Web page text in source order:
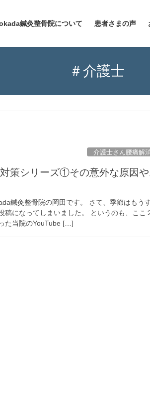
鍼灸整骨院について 患者さまの声
＃介護士
介護士さん腰痛解
策シリーズ①その意外な原因
鍼灸整骨院の岡田です。 さて、季節はもう
稿になってしまいました。 というのも、ここ
た当院のYouTube […]